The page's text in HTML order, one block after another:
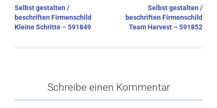
Beitragsnavigation
Selbst gestalten /
beschriften Firmenschild
Kleine Schritte – 591849
Selbst gestalten /
beschriften Firmenschild
Team Harvest – 591852
Schreibe einen Kommentar